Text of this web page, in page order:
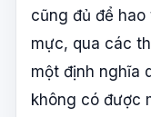
cũng đủ để
mực, qua các
một định nghĩa
không có được